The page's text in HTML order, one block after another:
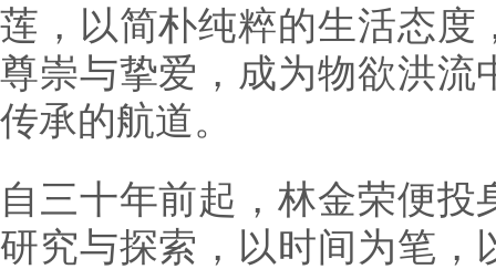
莲，以简朴纯粹的生活态度
尊崇与挚爱，成为物欲洪流
传承的航道。
自三十年前起，林金荣便
研究与探索，以时间为笔